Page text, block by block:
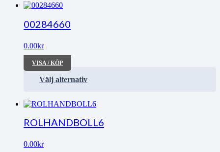
00284660
0.00kr
VISA / KÖP
Välj alternativ
ROLHANDBOLL6
0.00kr